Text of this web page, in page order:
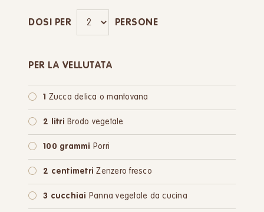
DOSI PER PERSONE
PER LA VELLUTATA
1 Zucca delica o mantovana
2 litri Brodo vegetale
100 grammi Porri
2 centimetri Zenzero fresco
3 cucchiai Panna vegetale da cucina